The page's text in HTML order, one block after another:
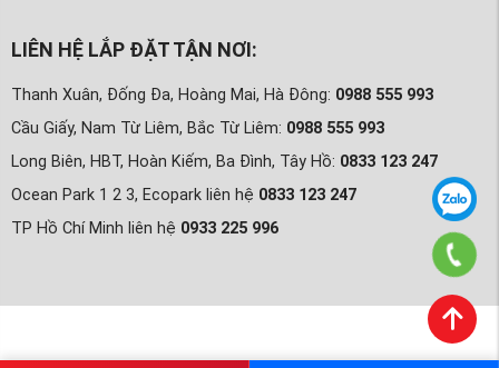
LIÊN HỆ LẮP ĐẶT TẬN NƠI:
Thanh Xuân, Đống Đa, Hoàng Mai, Hà Đông: 0988 555 993
Cầu Giấy, Nam Từ Liêm, Bắc Từ Liêm: 0988 555 993
Long Biên, HBT, Hoàn Kiếm, Ba Đình, Tây Hồ: 0833 123 247
Ocean Park 1 2 3, Ecopark liên hệ 0833 123 247
TP Hồ Chí Minh liên hệ 0933 225 996